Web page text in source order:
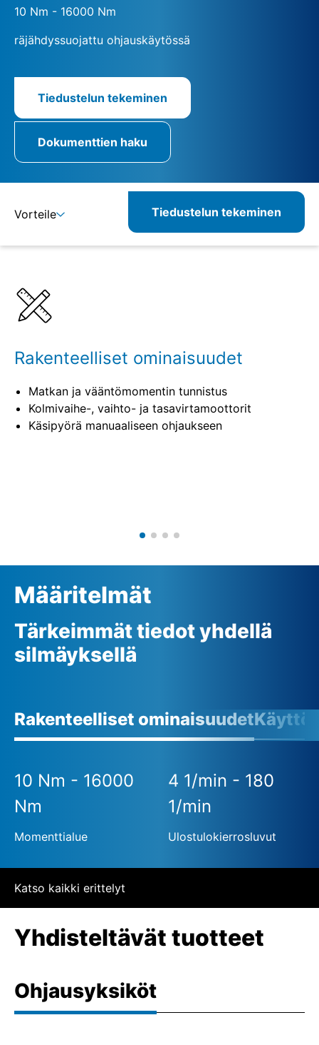
10 Nm - 16000 Nm
räjähdyssuojattu ohjauskäytössä
Tiedustelun tekeminen
Dokumenttien haku
Vorteile
Yhdisteltävät tuotteet
Vastaavat tuotteet
Tiedustelun tekeminen
Rakenteelliset ominaisuudet
Matkan ja vääntömomentin tunnistus
Kolmivaihe-, vaihto- ja tasavirtamoottorit
Käsipyörä manuaaliseen ohjaukseen
Määritelmät
Tärkeimmät tiedot yhdellä
silmäyksellä
Rakenteelliset ominaisuudet
10 Nm - 16000
Nm
Momenttialue
4 1/min - 180
1/min
Ulostulokierrosluvut
Katso kaikki erittelyt
Yhdisteltävät tuotteet
Ohjausyksiköt